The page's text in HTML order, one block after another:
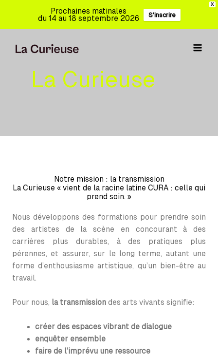
X
Prochaines matinales
du 14 au 18 septembre 2026
S'inscrire
contenu
La Curieuse
Notre mission : la transmission
La Curieuse « vient de la racine latine CURA : celle qui
prend soin. »
Nous développons des formations pour prendre soin
des artistes de la scène en concourant à des
carrières plus durables, à des pratiques plus
pérennes, et assurer, sur le long terme, autant une
forme d’enthousiasme artistique, qu’un bien-être au
travail.
Pour nous, la transmission des arts vivants signifie:
créer des espaces vibrant de dialogue
enquêter ensemble
faire de l’imprévu une ressource